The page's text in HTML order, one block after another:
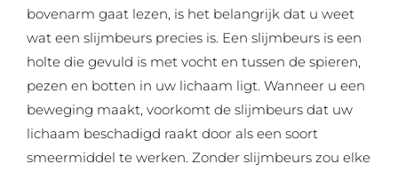
bovenarm gaat lezen, is het belangrijk dat u weet
wat een slijmbeurs precies is. Een slijmbeurs is een
holte die gevuld is met vocht en tussen de spieren,
pezen en botten in uw lichaam ligt. Wanneer u een
beweging maakt, voorkomt de slijmbeurs dat uw
lichaam beschadigd raakt door als een soort
smeermiddel te werken. Zonder slijmbeurs zou elke